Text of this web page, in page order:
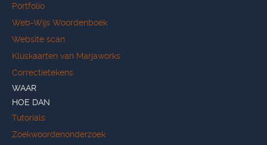
Portfolio
Web-Wijs Woordenboek
Website scan
Kluskaarten van Marjaworks
Correctietekens
WAAR
HOE DAN
Tutorials
Zoekwoordenonderzoek